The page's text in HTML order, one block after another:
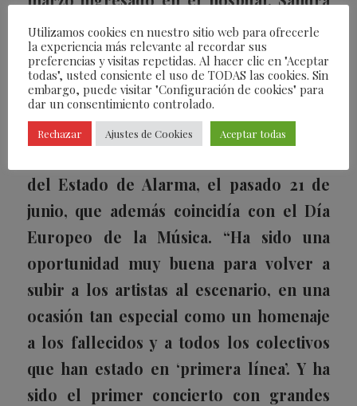
se refugió en el trabajo una vez que se
recuperó el que es su compañero de
trabajo y de vida. Así, durante una parte
del confinamiento, se centró en la
creación del primer concierto que se
del Estado de Alarma, el pasado 21 de
junio, que además coincidía con el Día
Europeo de la Música. “Ha sido una
oportunidad muy buena para volver a
subir a los artistas al escenario, en una
ocasión tan especial como un homenaje
a los fallecidos y a todos los colectivos
que han estado en ‘primera línea’. Y ha
sido el primer concierto con grandes
Utilizamos cookies en nuestro sitio web para ofrecerle
la experiencia más relevante al recordar sus
preferencias y visitas repetidas. Al hacer clic en "Aceptar
todas", usted consiente el uso de TODAS las cookies. Sin
embargo, puede visitar "Configuración de cookies" para
dar un consentimiento controlado.
Rechazar Ajustes de Cookies Aceptar todas